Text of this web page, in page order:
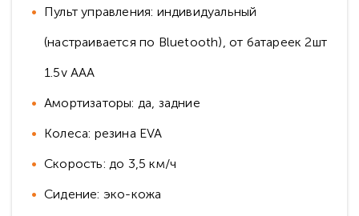
Пульт управления: индивидуальный
(настраивается по Bluetooth), от батареек 2шт
1.5v AAA
Амортизаторы: да, задние
Колеса: резина EVA
Скорость: до 3,5 км/ч
Сидение: эко-кожа